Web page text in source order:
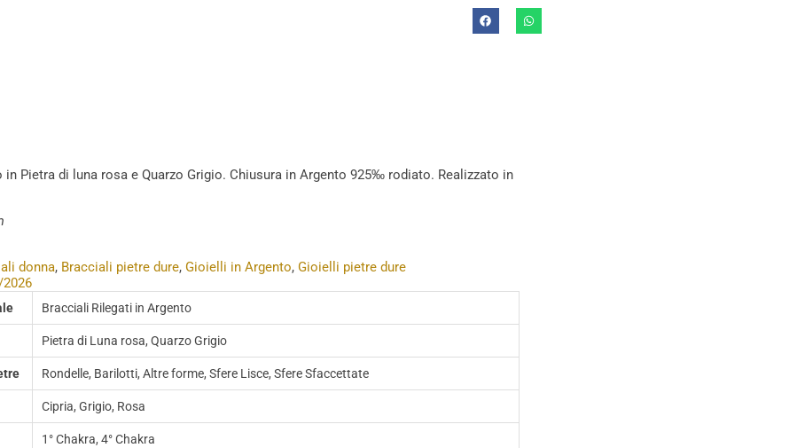
in Pietra di luna rosa e Quarzo Grigio. Chiusura in Argento 925‰ rodiato. Realizzato in
donna, Bracciali pietre dure, Gioielli in Argento, Gioielli pietre dure
Bracciali Rilegati in Argento
Pietra di Luna rosa, Quarzo Grigio
Rondelle, Barilotti, Altre forme, Sfere Lisce, Sfere Sfaccettate
Cipria, Grigio, Rosa
1° Chakra, 4° Chakra